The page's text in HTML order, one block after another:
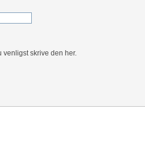
skrive den her.